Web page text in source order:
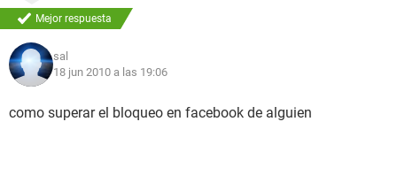
Mejor respuesta
sal
18 jun 2010 a las 19:06
como superar el bloqueo en facebook de alguien